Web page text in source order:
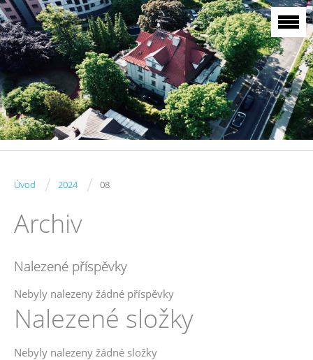
Úvod / 2024 / 08
Archiv
Nalezené příspěvky
Nebyly nalezeny žádné příspěvky
Nalezené složky
Nebyly nalezeny žádné složky